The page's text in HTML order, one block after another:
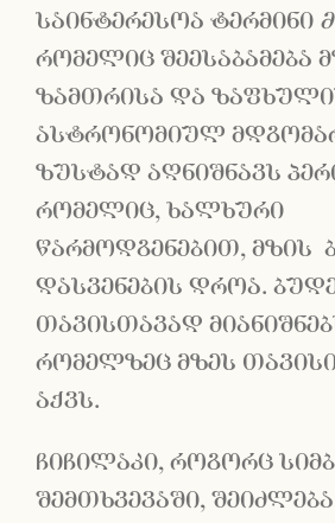
საინტერესოა ტერმინი
რომელიც შეესაბამება
ზამთრისა და
ასტრონომიულ
ზუსტად აღნიშნავს
რომელიც, ხალხური
წარმოდგენებით, მზის
დასვენების დროა.
თავისთავად
რომელზეც მზეს
აქვს.
ჩიჩილაკი, როგორც
შემთხვევაში,